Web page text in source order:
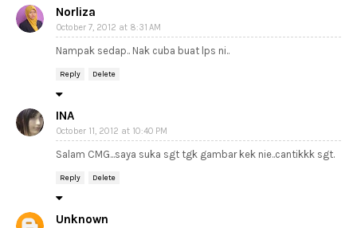
Norliza
October 7, 2012 at 8:31 AM
Nampak sedap.. Nak cuba buat lps ni..
Reply Delete
INA
October 11, 2012 at 10:40 PM
Salam CMG...saya suka sgt tgk gambar kek nie..cantikkk sgt.
Reply Delete
Unknown